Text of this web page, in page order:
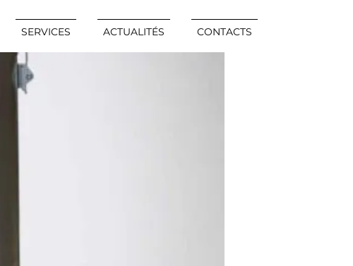
SERVICES ACTUALITÉS CONTACTS